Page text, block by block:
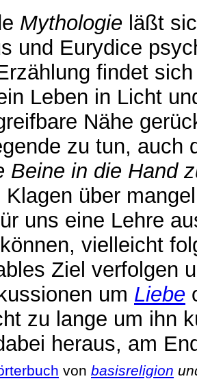
Mythologie läßt
und Eurydice
findet
Leben in Licht
Nähe
zu tun, auch
Beine in die Hand
Klagen über
uns eine Lehre
vielleicht
Ziel verfolgen
um Liebe
zu lange um ihn
heraus, am
von basisreligion